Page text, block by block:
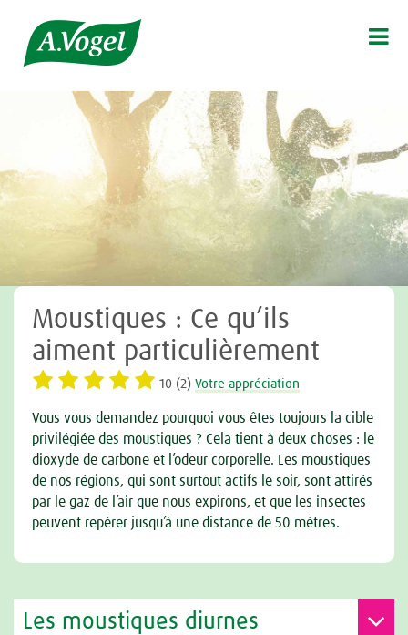

Moustiques : Ce qu’ils
aiment particulièrement
10 (2) Votre appréciation
Vous vous demandez pourquoi vous êtes toujours la cible
privilégiée des moustiques ? Cela tient à deux choses : le
dioxyde de carbone et l’odeur corporelle. Les moustiques
de nos régions, qui sont surtout actifs le soir, sont attirés
par le gaz de l’air que nous expirons, et que les insectes
peuvent repérer jusqu’à une distance de 50 mètres.
Les moustiques diurnes